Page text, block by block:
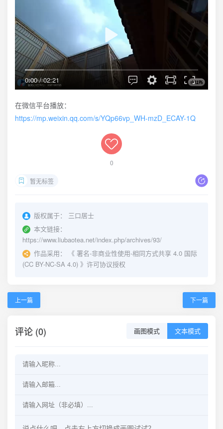
0:00/02:21
在微信平台播放：
https://mp.weixin.qq.com/s/YQp66vp_WH-mzD_ECAY-1Q
0
暂无标签
版权属于：
三口居士
本文链接：
https://www.liubaotea.net/index.php/archives/93/
作品采用：
《 署名-非商业性使用-相同方式共享 4.0 国际
(CC BY-NC-SA 4.0) 》许可协议授权
上一篇 下一篇
评论 (0) 画图模式 文本模式